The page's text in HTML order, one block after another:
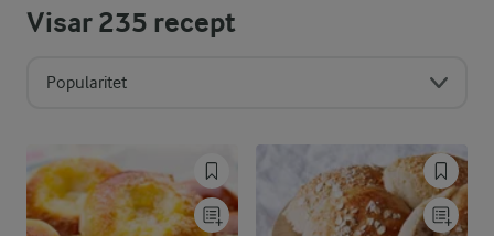
Visar235 recept
Popularitet